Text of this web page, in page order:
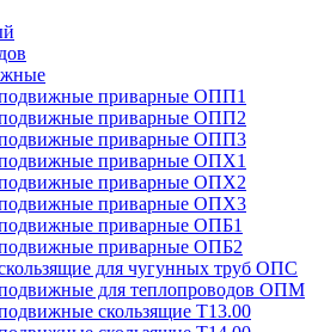
приварные ОПП1
приварные ОПП2
приварные ОПП3
приварные ОПХ1
приварные ОПХ2
приварные ОПХ3
приварные ОПБ1
приварные ОПБ2
для чугунных труб ОПС
для теплопроводов ОПМ
скользящие Т13.00